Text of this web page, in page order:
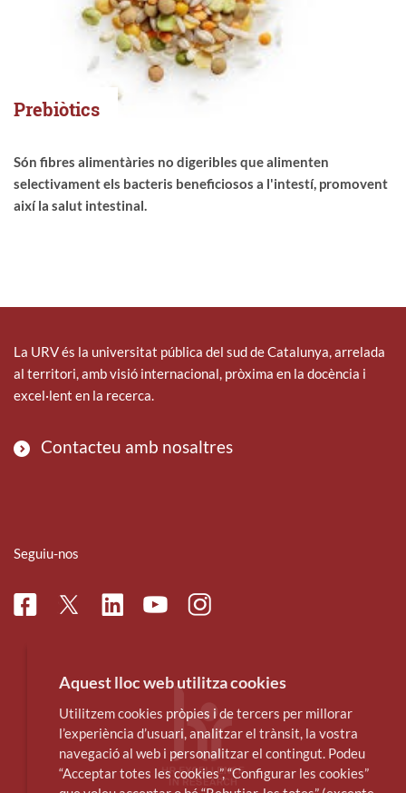
Prebiòtics
Són fibres alimentàries no digeribles que alimenten
selectivament els bacteris beneficiosos a l'intestí, promovent
així la salut intestinal.
La URV és la universitat pública del sud de Catalunya, arrelada
al territori, amb visió internacional, pròxima en la docència i
excel·lent en la recerca.
Contacteu amb nosaltres
Seguiu-nos
FacebookTwitterLinkedinYoutubeInstagram
Aquest lloc web utilitza cookies
Utilitzem cookies pròpies i de tercers per millorar
l’experiència d’usuari, analitzar el trànsit, la vostra
navegació al web i personalitzar el contingut. Podeu
“Acceptar totes les cookies”, “Configurar les cookies”